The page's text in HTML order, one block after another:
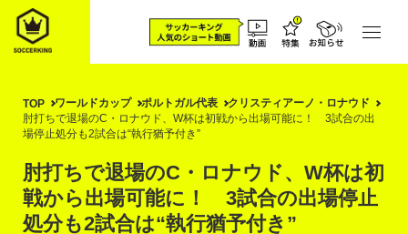
TOP ワールドカップ ポルトガル代表
クリスティアーノ・ロナウド
肘打ちで退場のC・ロナウド、W杯は初戦から出場可能に！ 3試合の出
場停止処分も2試合は“執行猶予付き”
肘打ちで退場のC・ロナウド、W杯は初
戦から出場可能に！ 3試合の出場停止
処分も2試合は“執行猶予付き”